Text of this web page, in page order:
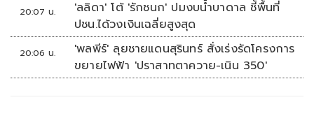
20:07 น.
'ลลิดา' โต้ 'รักชนก' ปมงบน้ำบาดาล ชี้พื้นที่
ปชน.ได้วงเงินเฉลี่ยสูงสุด
20:06 น.
'พลพีร์' ลุยชายแดนสุรินทร์ สั่งเร่งรัดโครงการ
ขยายไฟฟ้า 'ปราสาทตาควาย-เนิน 350'